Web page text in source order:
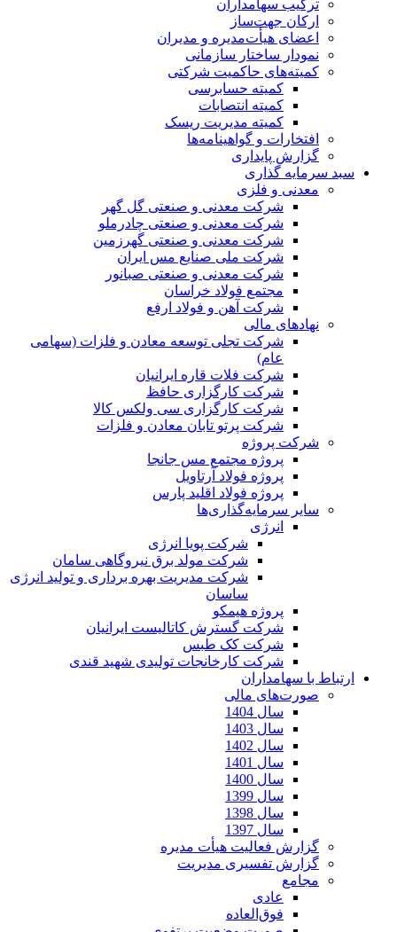
ترکیب سهامداران
ارکان جهت‌ساز
اعضای هیأت‌مدیره و مدیران
نمودار ساختار سازمانی
کمیته‌های حاکمیت شرکتی
کمیته حسابرسی
کمیته انتصابات
کمیته مدیریت ریسک
افتخارات و گواهینامه‌ها
گزارش پایداری
سبد سرمایه گذاری
معدنی و فلزی
شرکت معدنی و صنعتی گل گهر
شرکت معدنی و صنعتی چادرملو
شرکت معدنی و صنعتی گهرزمین
شرکت ملی صنایع مس ایران
شرکت معدنی و صنعتی صبانور
مجتمع فولاد خراسان
شرکت آهن و فولاد ارفع
نهادهای مالی
شرکت تجلی توسعه معادن و فلزات (سهامی
عام)
شرکت فلات قاره ایرانیان
شرکت کارگزاری حافظ
شرکت کارگزاری سی ولکس کالا
شرکت پرتو تابان معادن و فلزات
شرکت پروژه
پروژه مجتمع مس جانجا
پروژه فولاد آرتاویل
پروژه فولاد اقلید پارس
سایر سرمایه‌گذاری‌ها
انرژی
شرکت پویا انرژی
شرکت مولد برق نیروگاهی سامان
شرکت مدیریت بهره برداری و تولید انرژی
ساسان
پروژه هیمکو
شرکت گسترش کاتالیست ایرانیان
شرکت کک طبس
شرکت کارخانجات تولیدی شهید قندی
ارتباط با سهامداران
صورت‌های مالی
سال 1404
سال 1403
سال 1402
سال 1401
سال 1400
سال 1399
سال 1398
سال 1397
گزارش فعالیت هیأت مدیره
گزارش تفسیری مدیریت
مجامع
عادی
فوق‌العاده